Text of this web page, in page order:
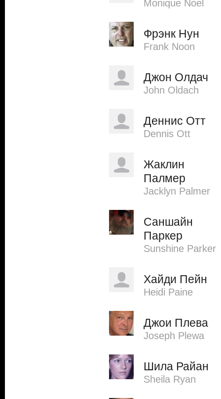
Monique Noel
Фрэнк Нун
Frank Noon
Джон Олдач
John Oldach
Деннис Отт
Dennis Ott
Жаклин
Палмер
Jacklyn Palmer
Саншайн
Паркер
Sunshine Parker
Хайди Пейн
Heidi Paine
Джои Плева
Joseph Plewa
Шила Райан
Sheila Ryan